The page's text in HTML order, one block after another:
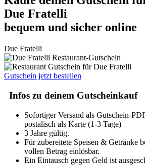
Due Fratelli
bequem und sicher online
Due Fratelli
Gutschein jetzt bestellen
Infos zu deinem Gutscheinkauf
Sofortiger Versand als Gutschein-
postalisch als Karte (1-3 Tage)
3 Jahre gültig.
Für zubereitete Speisen & Getränke
vollen Betrag einlösbar.
Ein Eintausch gegen Geld ist